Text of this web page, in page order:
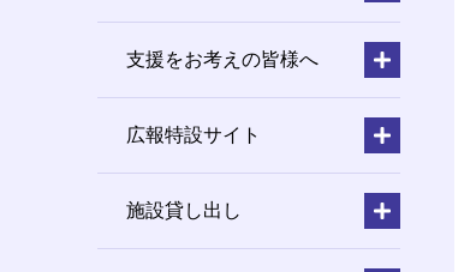
支援をお考えの皆様へ
広報特設サイト
施設貸し出し